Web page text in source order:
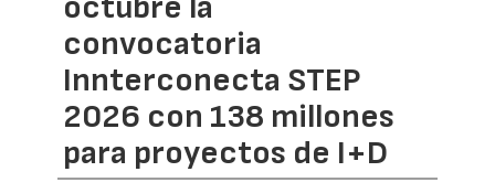
octubre la
convocatoria
Innterconecta STEP
2026 con 138 millones
para proyectos de I+D